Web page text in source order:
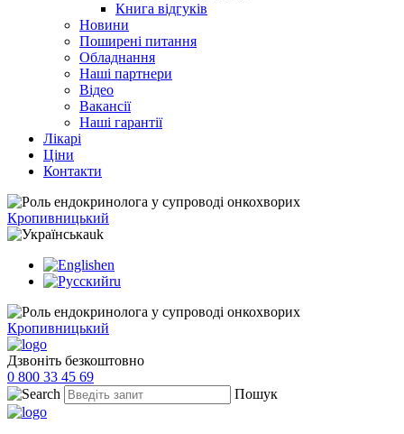
Книга відгуків
Новини
Поширені питання
Обладнання
Наші партнери
Відео
Вакансії
Наші гарантії
Лікарі
Ціни
Контакти
Кропивницький
uk
en
ru
Кропивницький
Дзвоніть безкоштовно
0 800 33 45 69
Пошук